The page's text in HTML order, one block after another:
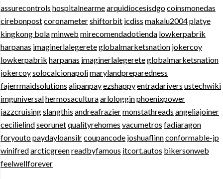
assurecontrols hospitalnearmearquidiocesisdgocoinsmonedas
cirebonpostcoronametershiftorbit icdiss makalu2004platye
kingkong bolaminweb mirecomendadotienda lowkerpabrik
harpanas imaginerlalegereteglobalmarketsnation jokercoy
lowkerpabrik harpanas imaginerlalegereteglobalmarketsnation
jokercoysolocalcionapolimarylandpreparedness
fajerrmaidsolutions alipanpayezshappyentradarivers ustechwiki
imguniversalhermosaculturaarlologginphoenixpower
jazzcruisingslangthis andreafraziermonstathreads angeliajoiner
cecilielindseorunetqualityrehomes vacumetros fadiaragon
foryoutopaydayloansilrcoupancode joshuaflinnconformable-jp
winifredarcticgreenreadbyfamous itcort.autos bikersonweb
feelwellforever